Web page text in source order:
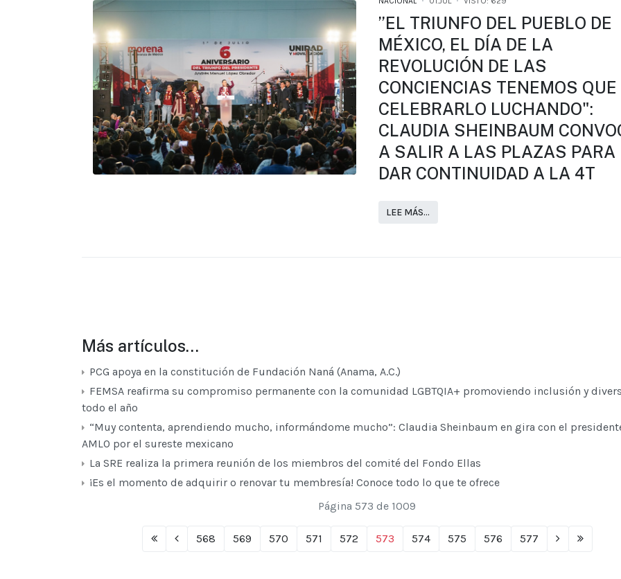
”EL TRIUNFO DEL PUEBLO DE
MÉXICO, EL DÍA DE LA
REVOLUCIÓN DE LAS
CONCIENCIAS TENEMOS QUE
CELEBRARLO LUCHANDO":
CLAUDIA SHEINBAUM
A SALIR A LAS PLAZAS PARA
DAR CONTINUIDAD A LA 4T
LEE MÁS…
Más artículos…
PCG apoya en la constitución de Fundación Naná (Anama, A.C.)
FEMSA reafirma su compromiso permanente con la comunidad LGBTQIA+ promoviendo inclusión y
todo el año
“Muy contenta, aprendiendo mucho, informándome mucho”: Claudia Sheinbaum en gira con el
AMLO por el sureste mexicano
La SRE realiza la primera reunión de los miembros del comité del Fondo Ellas
¡Es el momento de adquirir o renovar tu membresía! Conoce todo lo que te ofrece
Página 573 de 1009
568 569 570 571 572 573 574 575 576 577